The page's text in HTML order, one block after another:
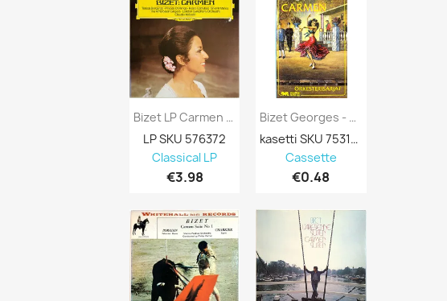
Bizet LP Carmen Kansi VG+ Levy EX...
LP SKU 576372
Classical LP
€3.98
Bizet Georges - Orkesterisarjat: Carmen...
kasetti SKU 753134
Cassette
€0.48